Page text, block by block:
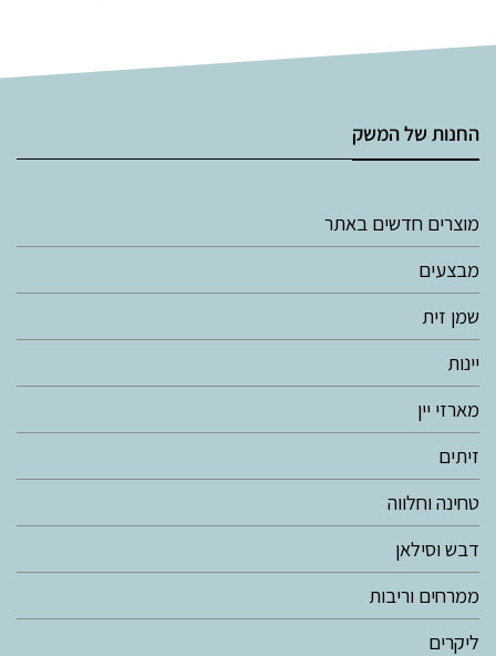
החנות של המשק
מוצרים חדשים באתר
מבצעים
שמן זית
יינות
מארזי יין
זיתים
טחינה וחלווה
דבש וסילאן
ממרחים וריבות
ליקרים